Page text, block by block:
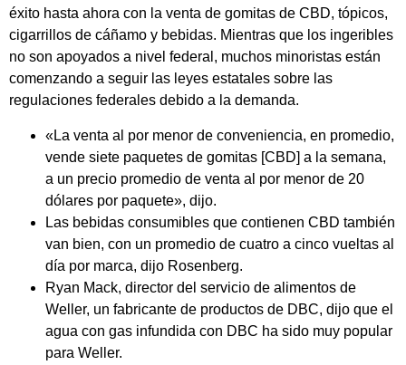
éxito hasta ahora con la venta de gomitas de CBD, tópicos,
cigarrillos de cáñamo y bebidas. Mientras que los ingeribles
no son apoyados a nivel federal, muchos minoristas están
comenzando a seguir las leyes estatales sobre las
regulaciones federales debido a la demanda.
«La venta al por menor de conveniencia, en promedio,
vende siete paquetes de gomitas [CBD] a la semana,
a un precio promedio de venta al por menor de 20
dólares por paquete», dijo.
Las bebidas consumibles que contienen CBD también
van bien, con un promedio de cuatro a cinco vueltas al
día por marca, dijo Rosenberg.
Ryan Mack, director del servicio de alimentos de
Weller, un fabricante de productos de DBC, dijo que el
agua con gas infundida con DBC ha sido muy popular
para Weller.